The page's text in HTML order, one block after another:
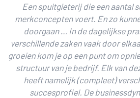
Een spuitgieterij die een aantal
merkconcepten voert. En zo
doorgaan … In de dagelijkse
verschillende zaken vaak door
groeien kom je op een punt om
structuur van je bedrijf. Elk van
heeft namelijk (compleet)
succesprofiel. De